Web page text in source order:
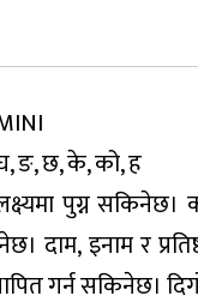
ङ, छ, के, को, ह
लक्ष्यमा पुग्न
दाम, इनाम र
गर्न सकिनेछ।